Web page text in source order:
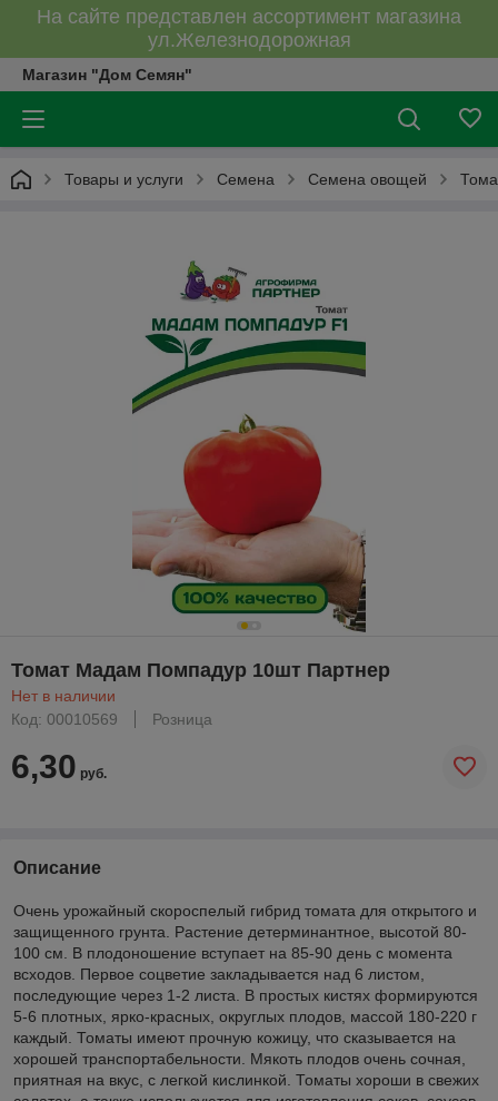
На сайте представлен ассортимент магазина
ул.Железнодорожная
Магазин "Дом Семян"
Товары и услуги Семена Семена овощей
Томат Мадам Помпадур 10шт Партнер
Нет в наличии
Код: 00010569
Розница
6,30 руб.
Описание
Очень урожайный скороспелый гибрид томата для открытого и
защищенного грунта. Растение детерминантное, высотой 80-
100 см. В плодоношение вступает на 85-90 день с момента
всходов. Первое соцветие закладывается над 6 листом,
последующие через 1-2 листа. В простых кистях формируются
5-6 плотных, ярко-красных, округлых плодов, массой 180-220 г
каждый. Томаты имеют прочную кожицу, что сказывается на
хорошей транспортабельности. Мякоть плодов очень сочная,
приятная на вкус, с легкой кислинкой. Томаты хороши в свежих